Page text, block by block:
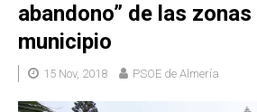
abandono” de las
municipio
15 Nov, 2018 PSOE de Almería